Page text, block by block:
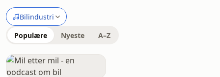
Bilindustri
Populære Nyeste A–Z